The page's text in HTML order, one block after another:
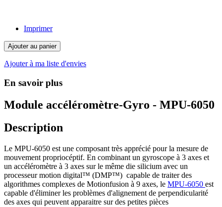
Imprimer
Ajouter au panier
Ajouter à ma liste d'envies
En savoir plus
Module accéléromètre-Gyro - MPU-6050
Description
Le MPU-6050 est une composant très apprécié pour la mesure de
mouvement propriocéptif. En combinant un gyroscope à 3 axes et
un accéléromètre à 3 axes sur le même die silicium avec un
processeur motion digital™ (DMP™) capable de traiter des
algorithmes complexes de Motionfusion à 9 axes, le MPU-6050 est
capable d'éliminer les problèmes d'alignement de perpendicularité
des axes qui peuvent apparaitre sur des petites pièces